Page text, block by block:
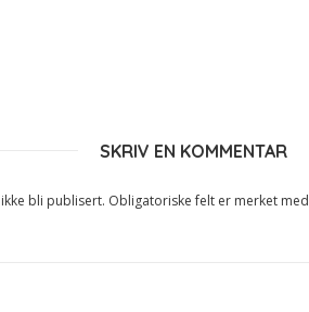
SKRIV EN KOMMENTAR
bli publisert. Obligatoriske felt er merket med